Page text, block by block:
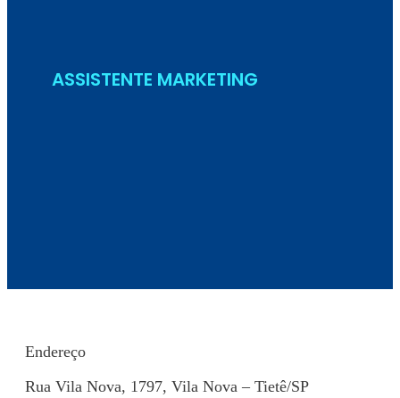
ASSISTENTE MARKETING
Endereço
Rua Vila Nova, 1797, Vila Nova – Tietê/SP